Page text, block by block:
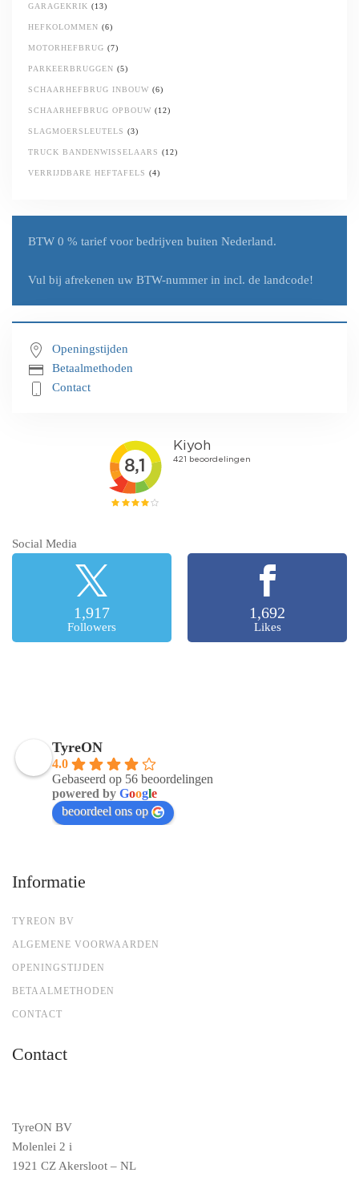
GARAGEKRIK (13)
HEFKOLOMMEN (6)
MOTORHEFBRUG (7)
PARKEERBRUGGEN (5)
SCHAARHEFBRUG INBOUW (6)
SCHAARHEFBRUG OPBOUW (12)
SLAGMOERSLEUTELS (3)
TRUCK BANDENWISSELAARS (12)
VERRIJDBARE HEFTAFELS (4)
BTW 0 % tarief voor bedrijven buiten Nederland.
Vul bij afrekenen uw BTW-nummer in incl. de landcode!
Openingstijden
Betaalmethoden
Contact
Social Media
1,917
Followers
1,692
Likes
TyreON
4.0
Gebaseerd op 56 beoordelingen
powered by Google
beoordeel ons op
Informatie
TYREON BV
ALGEMENE VOORWAARDEN
OPENINGSTIJDEN
BETAALMETHODEN
CONTACT
Contact
TyreON BV
Molenlei 2 i
1921 CZ Akersloot – NL